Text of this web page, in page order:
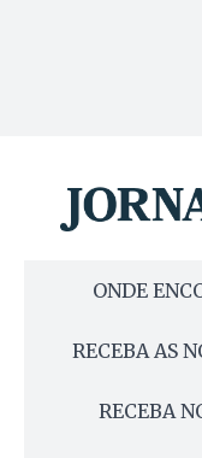
ONDE
RECEBA AS
RECEBA